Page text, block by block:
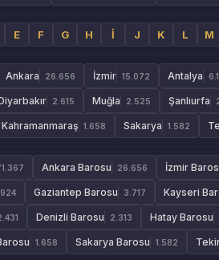
E F G H İ J K L M
Ankara 26.656 İzmir 15.072 Antalya
2.615 Muğla 2.525 Şanlıurfa
Kahramanmaraş 1.658 Sakarya 1.582
Ankara Barosu 26.656 İzmir
Gaziantep Barosu 3.717 Kayseri
Denizli Barosu 2.313 Hatay Barosu
1.658 Sakarya Barosu 1.582